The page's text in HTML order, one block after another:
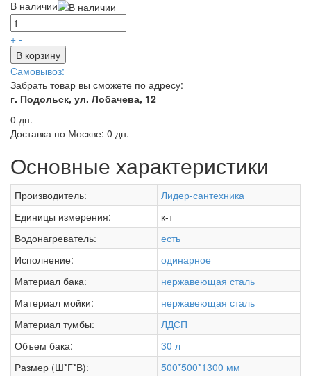
В наличии
+ -
В корзину
Самовывоз:
Забрать товар вы сможете по адресу:
г. Подольск, ул. Лобачева, 12
0 дн.
Доставка по Москве: 0 дн.
Основные характеристики
Производитель:
Лидер-сантехника
Единицы измерения:
к-т
Водонагреватель:
есть
Исполнение:
одинарное
Материал бака:
нержавеющая сталь
Материал мойки:
нержавеющая сталь
Материал тумбы:
ЛДСП
Объем бака:
30 л
Размер (Ш*Г*В):
500*500*1300 мм